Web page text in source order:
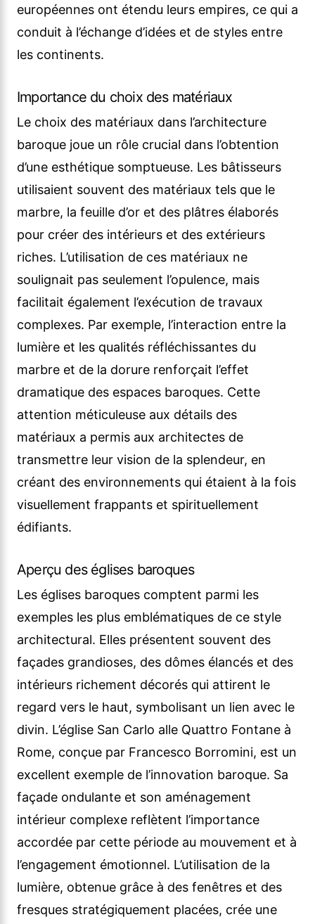
européennes ont étendu leurs empires, ce qui a
conduit à l’échange d’idées et de styles entre
les continents.
Importance du choix des matériaux
Le choix des matériaux dans l’architecture
baroque joue un rôle crucial dans l’obtention
d’une esthétique somptueuse. Les bâtisseurs
utilisaient souvent des matériaux tels que le
marbre, la feuille d’or et des plâtres élaborés
pour créer des intérieurs et des extérieurs
riches. L’utilisation de ces matériaux ne
soulignait pas seulement l’opulence, mais
facilitait également l’exécution de travaux
complexes. Par exemple, l’interaction entre la
lumière et les qualités réfléchissantes du
marbre et de la dorure renforçait l’effet
dramatique des espaces baroques. Cette
attention méticuleuse aux détails des
matériaux a permis aux architectes de
transmettre leur vision de la splendeur, en
créant des environnements qui étaient à la fois
visuellement frappants et spirituellement
édifiants.
Aperçu des églises baroques
Les églises baroques comptent parmi les
exemples les plus emblématiques de ce style
architectural. Elles présentent souvent des
façades grandioses, des dômes élancés et des
intérieurs richement décorés qui attirent le
regard vers le haut, symbolisant un lien avec le
divin. L’église San Carlo alle Quattro Fontane à
Rome, conçue par Francesco Borromini, est un
excellent exemple de l’innovation baroque. Sa
façade ondulante et son aménagement
intérieur complexe reflètent l’importance
accordée par cette période au mouvement et à
l’engagement émotionnel. L’utilisation de la
lumière, obtenue grâce à des fenêtres et des
fresques stratégiquement placées, crée une